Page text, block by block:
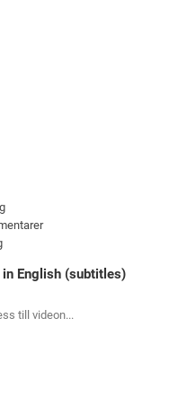
English (subtitles)
till videon...